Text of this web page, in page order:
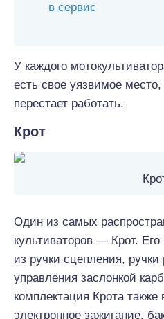
в сервис
У каждого
есть свое уязвимое место,
перестает работать.
Крот
Один из самых
культиваторов — Крот.
из ручки сцепления, ручки
управления заслонкой
комплектация Крота также
электронное зажигание,